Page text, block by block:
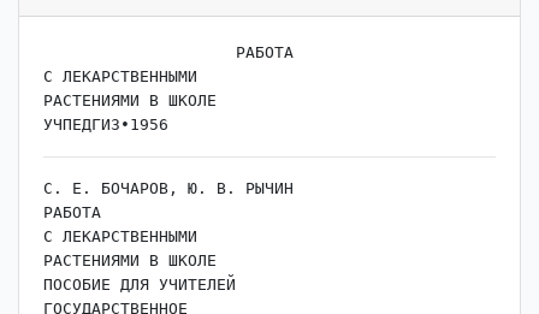
С ЛЕКАРСТВЕННЫМИ
РАСТЕНИЯМИ В ШКОЛЕ
С. Е. БОЧАРОВ, Ю. В. РЫЧИН
РАБОТА
С ЛЕКАРСТВЕННЫМИ
РАСТЕНИЯМИ В ШКОЛЕ
ПОСОБИЕ ДЛЯ УЧИТЕЛЕЙ
ГОСУДАРСТВЕННОЕ